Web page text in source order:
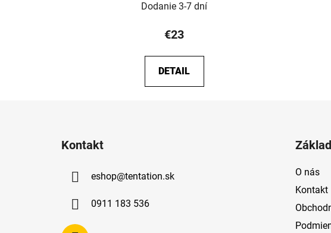
Dodanie 3-7 dní
€23
DETAIL
Kontakt
eshop@tentation.sk
0911 183 536
O nás
Kontakt